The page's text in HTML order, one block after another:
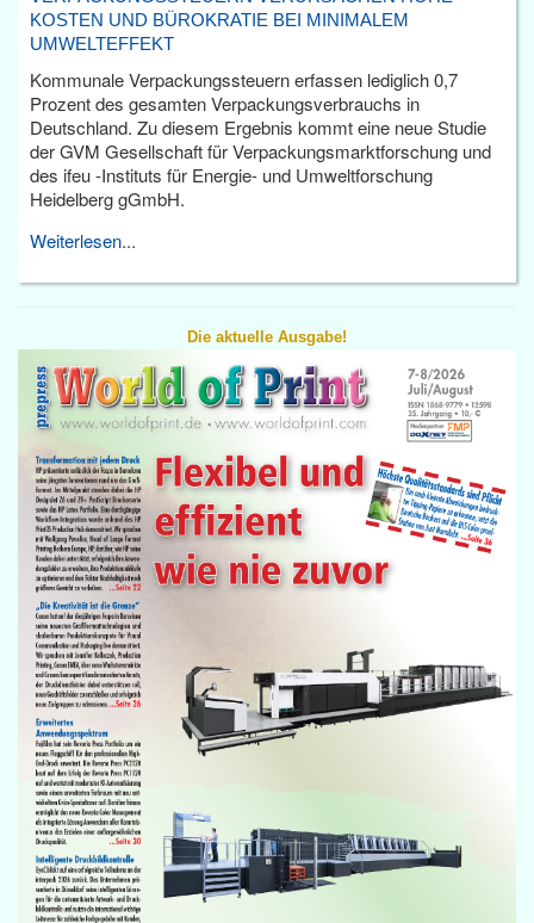
KOSTEN UND BÜROKRATIE BEI MINIMALEM
UMWELTEFFEKT
Kommunale Verpackungssteuern erfassen lediglich 0,7
Prozent des gesamten Verpackungsverbrauchs in
Deutschland. Zu diesem Ergebnis kommt eine neue Studie
der GVM Gesellschaft für Verpackungsmarktforschung und
des ifeu -Instituts für Energie- und Umweltforschung
Heidelberg gGmbH.
Weiterlesen...
Die aktuelle Ausgabe!